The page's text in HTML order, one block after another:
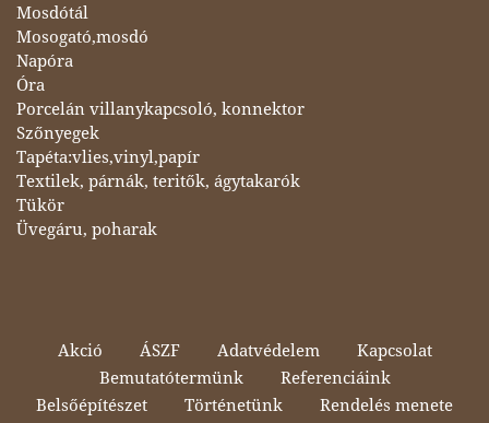
Mosdótál
Mosogató,mosdó
Napóra
Óra
Porcelán villanykapcsoló, konnektor
Szőnyegek
Tapéta:vlies,vinyl,papír
Textilek, párnák, teritők, ágytakarók
Tükör
Üvegáru, poharak
Akció ÁSZF Adatvédelem
Kapcsolat
Bemutatótermünk
Referenciáink
Belsőépítészet
Történetünk Rendelés menete